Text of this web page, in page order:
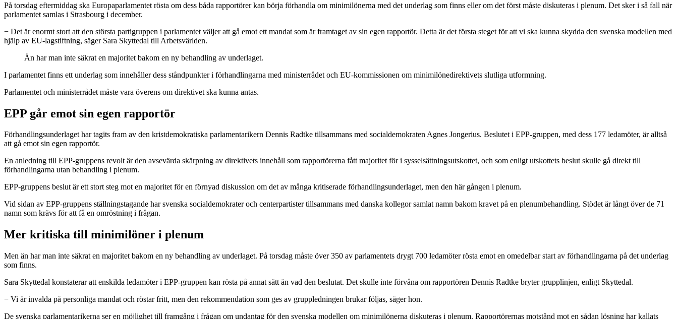
På torsdag eftermiddag ska Europaparlamentet rösta om dess båda rapportörer kan börja förhandla om minimilönerna med det underlag som finns eller om det först måste diskuteras i plenum. Det sker i så fall när
parlamentet samlas i Strasbourg i december.
− Det är enormt stort att den största partigruppen i parlamentet väljer att gå emot ett mandat som är framtaget av sin egen rapportör. Detta är det första steget för att vi ska kunna skydda den svenska modellen med
hjälp av EU-lagstiftning, säger Sara Skyttedal till Arbetsvärlden.
Än har man inte säkrat en majoritet bakom en ny behandling av underlaget.
I parlamentet finns ett underlag som innehåller dess ståndpunkter i förhandlingarna med ministerrådet och EU-kommissionen om minimilönedirektivets slutliga utformning.
Parlamentet och ministerrådet måste vara överens om direktivet ska kunna antas.
EPP går emot sin egen rapportör
Förhandlingsunderlaget har tagits fram av den kristdemokratiska parlamentarikern Dennis Radtke tillsammans med socialdemokraten Agnes Jongerius. Beslutet i EPP-gruppen, med dess 177 ledamöter, är alltså
att gå emot sin egen rapportör.
En anledning till EPP-gruppens revolt är den avsevärda skärpning av direktivets innehåll som rapportörerna fått majoritet för i sysselsättningsutskottet, och som enligt utskottets beslut skulle gå direkt till
förhandlingarna utan behandling i plenum.
EPP-gruppens beslut är ett stort steg mot en majoritet för en förnyad diskussion om det av många kritiserade förhandlingsunderlaget, men den här gången i plenum.
Vid sidan av EPP-gruppens ställningstagande har svenska socialdemokrater och centerpartister tillsammans med danska kollegor samlat namn bakom kravet på en plenumbehandling. Stödet är långt över de 71
namn som krävs för att få en omröstning i frågan.
Mer kritiska till minimilöner i plenum
Men än har man inte säkrat en majoritet bakom en ny behandling av underlaget. På torsdag måste över 350 av parlamentets drygt 700 ledamöter rösta emot en omedelbar start av förhandlingarna på det underlag
som finns.
Sara Skyttedal konstaterar att enskilda ledamöter i EPP-gruppen kan rösta på annat sätt än vad den beslutat. Det skulle inte förvåna om rapportören Dennis Radtke bryter grupplinjen, enligt Skyttedal.
− Vi är invalda på personliga mandat och röstar fritt, men den rekommendation som ges av gruppledningen brukar följas, säger hon.
De svenska parlamentarikerna ser en möjlighet till framgång i frågan om undantag för den svenska modellen om minimilönerna diskuteras i plenum. Rapportörernas motstånd mot en sådan lösning har kallats